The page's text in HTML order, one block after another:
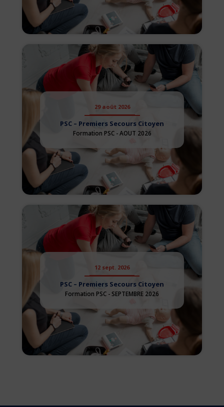
29 août 2026
PSC – Premiers Secours Citoyen
Formation PSC - AOUT 2026
12 sept. 2026
PSC – Premiers Secours Citoyen
Formation PSC - SEPTEMBRE 2026